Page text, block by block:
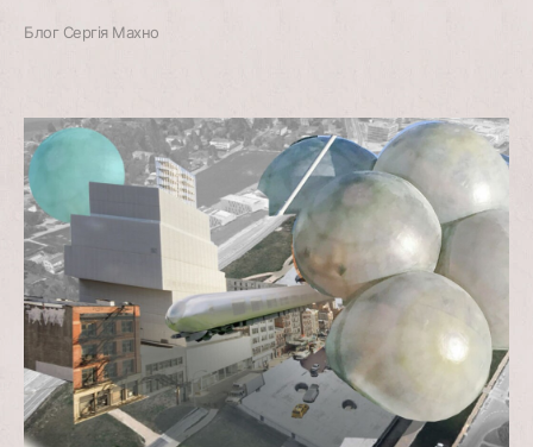
Блог Сергія Махно